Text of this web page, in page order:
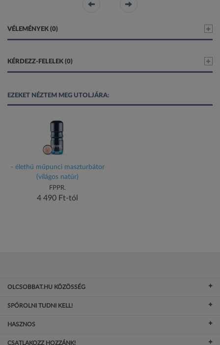
VÉLEMÉNYEK (0)
KÉRDEZZ-FELELEK (0)
EZEKET NÉZTEM MEG UTOLJÁRA:
- élethű műpunci maszturbátor
(világos natúr)
FPPR.
4 490 Ft-tól
OLCSOBBAT.HU KÖZÖSSÉG
SPÓROLNI TUDNI KELL!
HASZNOS
CSATLAKOZZ HOZZÁNK!